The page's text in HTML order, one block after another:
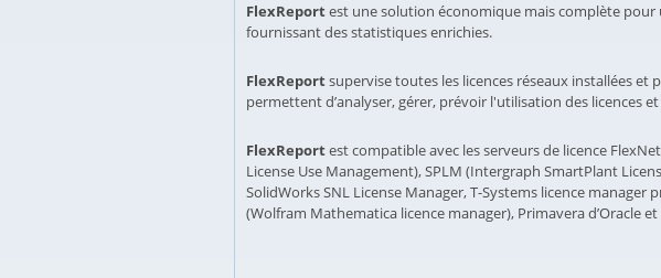
FlexReportest une solution économique mais complète pour
fournissant des statistiques enrichies.
FlexReportsupervise toutes les licences réseaux installées
permettent d’analyser, gérer, prévoir l'utilisation des licences
FlexReportest compatible avec les serveurs de licence
License Use Management), SPLM (Intergraph SmartPlant
SolidWorks SNL License Manager, T-Systems licence
(Wolfram Mathematica licence manager), Primavera d’Oracle et